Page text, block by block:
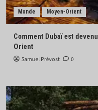
Monde Moyen-Orient
Comment Dubaï est
Orient
Samuel Prévost 0